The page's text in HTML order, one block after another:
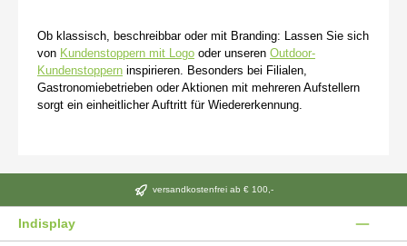
Ob klassisch, beschreibbar oder mit Branding: Lassen Sie sich
von Kundenstoppern mit Logo oder unseren Outdoor-
Kundenstoppern inspirieren. Besonders bei Filialen,
Gastronomiebetrieben oder Aktionen mit mehreren Aufstellern
sorgt ein einheitlicher Auftritt für Wiedererkennung.
versandkostenfrei ab € 100,-
Indisplay